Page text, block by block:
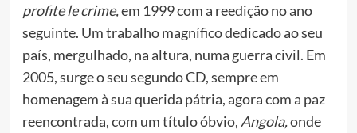
profite le crime,em 1999 com a reedição no ano
seguinte. Um trabalho magnífico dedicado ao seu
país, mergulhado, na altura, numa guerra civil. Em
2005, surge o seu segundo CD, sempre em
homenagem à sua querida pátria, agora com a paz
reencontrada, com um título óbvio, Angola,onde